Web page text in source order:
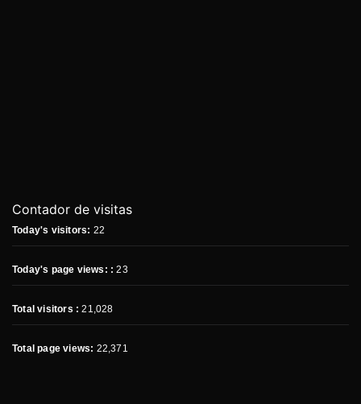
Contador de visitas
Today's visitors: 22
Today's page views: :23
Total visitors :21,028
Total page views: 22,371